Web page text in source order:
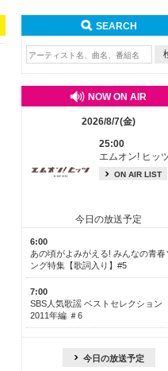
SEARCH
NOW ON AIR
2026/8/7(金)
25:00
エムオン! ヒッ
ON AIR LIST
今日の放送予定
6:00
あの頃がよみがえる! みんなの青春
ング特集【歌詞入り】#5
7:00
SBS人気歌謡 ベストセレクション
2011年編 ＃6
今も昔も愛される鉄板カラオケメド
ー【歌詞入り】 一挙5時間！
今日の放送予定